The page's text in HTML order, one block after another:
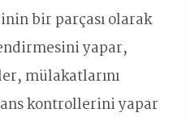
bir parçası olarak
yapar,
mülakatlarını
kontrollerini yapar